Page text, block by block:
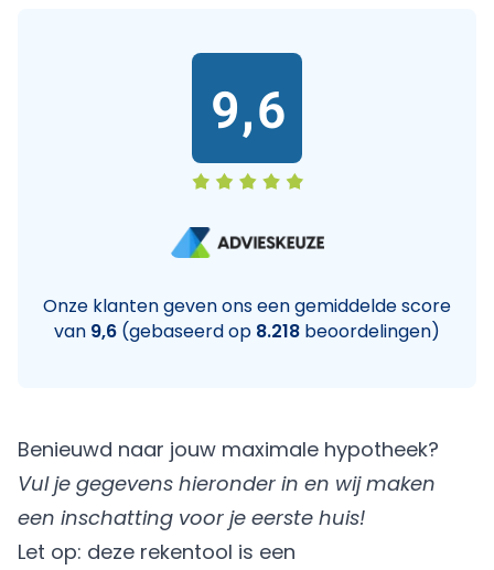
9,6
Onze klanten geven ons een gemiddelde score
van 9,6 (gebaseerd op 8.218 beoordelingen)
Benieuwd naar jouw maximale hypotheek?
Vul je gegevens hieronder in en wij maken
een inschatting voor je eerste huis!
Let op: deze rekentool is een